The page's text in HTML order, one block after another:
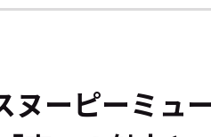
ーピーミュ